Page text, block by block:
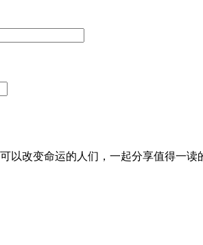
以改变命运的人们，一起分享值得一读